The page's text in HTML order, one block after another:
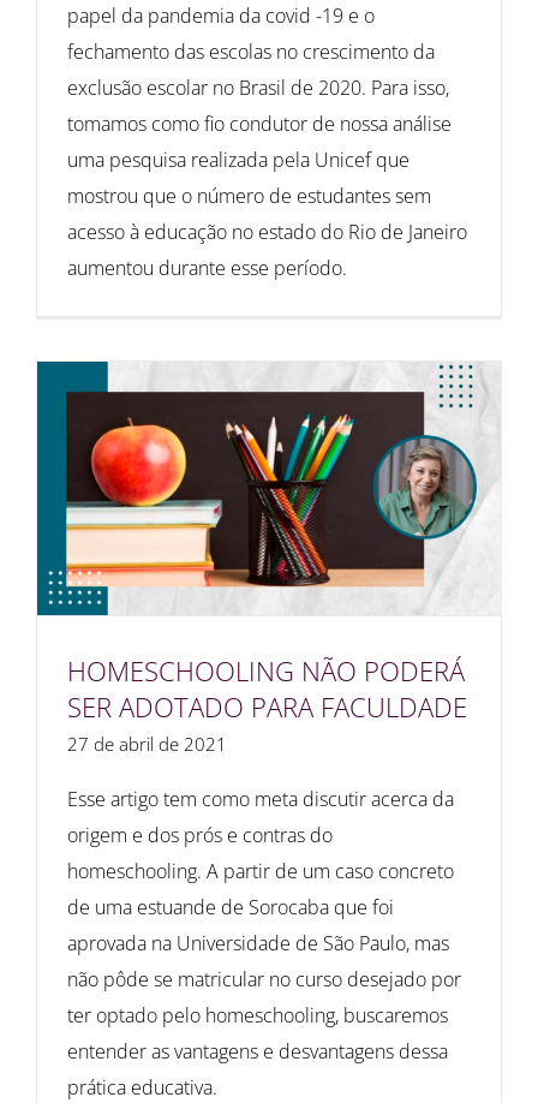
papel da pandemia da covid -19 e o
fechamento das escolas no crescimento da
exclusão escolar no Brasil de 2020. Para isso,
tomamos como fio condutor de nossa análise
uma pesquisa realizada pela Unicef que
mostrou que o número de estudantes sem
acesso à educação no estado do Rio de Janeiro
aumentou durante esse período.
HOMESCHOOLING NÃO PODERÁ
SER ADOTADO PARA FACULDADE
27 de abril de 2021
Esse artigo tem como meta discutir acerca da
origem e dos prós e contras do
homeschooling. A partir de um caso concreto
de uma estuande de Sorocaba que foi
aprovada na Universidade de São Paulo, mas
não pôde se matricular no curso desejado por
ter optado pelo homeschooling, buscaremos
entender as vantagens e desvantagens dessa
prática educativa.